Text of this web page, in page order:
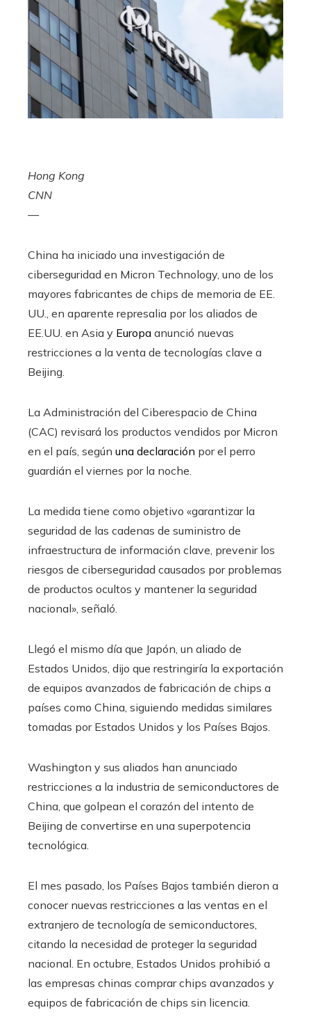
Hong Kong
CNN
—
China ha iniciado una investigación de
ciberseguridad en Micron Technology, uno de los
mayores fabricantes de chips de memoria de EE.
UU., en aparente represalia por los aliados de
EE.UU. en Asia y Europa anunció nuevas
restricciones a la venta de tecnologías clave a
Beijing.
La Administración del Ciberespacio de China
(CAC) revisará los productos vendidos por Micron
en el país, según una declaración por el perro
guardián el viernes por la noche.
La medida tiene como objetivo «garantizar la
seguridad de las cadenas de suministro de
infraestructura de información clave, prevenir los
riesgos de ciberseguridad causados ​​por problemas
de productos ocultos y mantener la seguridad
nacional», señaló.
Llegó el mismo día que Japón, un aliado de
Estados Unidos, dijo que restringiría la exportación
de equipos avanzados de fabricación de chips a
países como China, siguiendo medidas similares
tomadas por Estados Unidos y los Países Bajos.
Washington y sus aliados han anunciado
restricciones a la industria de semiconductores de
China, que golpean el corazón del intento de
Beijing de convertirse en una superpotencia
tecnológica.
El mes pasado, los Países Bajos también dieron a
conocer nuevas restricciones a las ventas en el
extranjero de tecnología de semiconductores,
citando la necesidad de proteger la seguridad
nacional. En octubre, Estados Unidos prohibió a
las empresas chinas comprar chips avanzados y
equipos de fabricación de chips sin licencia.